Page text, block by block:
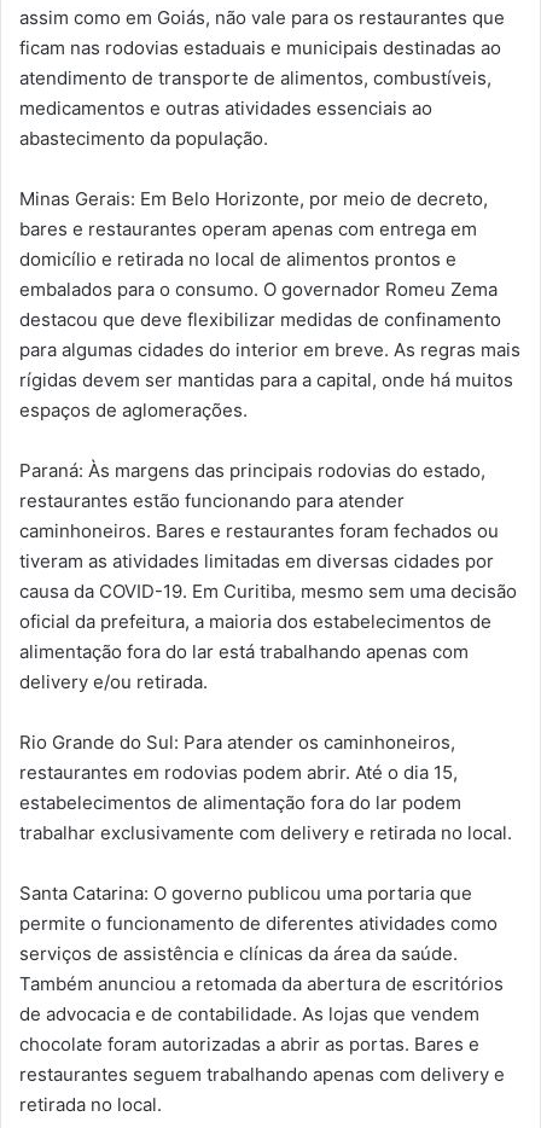
assim como em Goiás, não vale para os restaurantes que
ficam nas rodovias estaduais e municipais destinadas ao
atendimento de transporte de alimentos, combustíveis,
medicamentos e outras atividades essenciais ao
abastecimento da população.
Minas Gerais: Em Belo Horizonte, por meio de decreto,
bares e restaurantes operam apenas com entrega em
domicílio e retirada no local de alimentos prontos e
embalados para o consumo. O governador Romeu Zema
destacou que deve flexibilizar medidas de confinamento
para algumas cidades do interior em breve. As regras mais
rígidas devem ser mantidas para a capital, onde há muitos
espaços de aglomerações.
Paraná: Às margens das principais rodovias do estado,
restaurantes estão funcionando para atender
caminhoneiros. Bares e restaurantes foram fechados ou
tiveram as atividades limitadas em diversas cidades por
causa da COVID-19. Em Curitiba, mesmo sem uma decisão
oficial da prefeitura, a maioria dos estabelecimentos de
alimentação fora do lar está trabalhando apenas com
delivery e/ou retirada.
Rio Grande do Sul: Para atender os caminhoneiros,
restaurantes em rodovias podem abrir. Até o dia 15,
estabelecimentos de alimentação fora do lar podem
trabalhar exclusivamente com delivery e retirada no local.
Santa Catarina: O governo publicou uma portaria que
permite o funcionamento de diferentes atividades como
serviços de assistência e clínicas da área da saúde.
Também anunciou a retomada da abertura de escritórios
de advocacia e de contabilidade. As lojas que vendem
chocolate foram autorizadas a abrir as portas. Bares e
restaurantes seguem trabalhando apenas com delivery e
retirada no local.